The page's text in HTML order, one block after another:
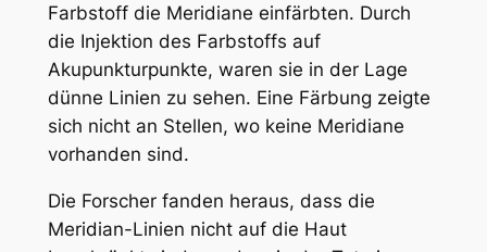
Farbstoff die Meridiane einfärbten. Durch
die Injektion des Farbstoffs auf
Akupunkturpunkte, waren sie in der Lage
dünne Linien zu sehen. Eine Färbung zeigte
sich nicht an Stellen, wo keine Meridiane
vorhanden sind.
Die Forscher fanden heraus, dass die
Meridian-Linien nicht auf die Haut